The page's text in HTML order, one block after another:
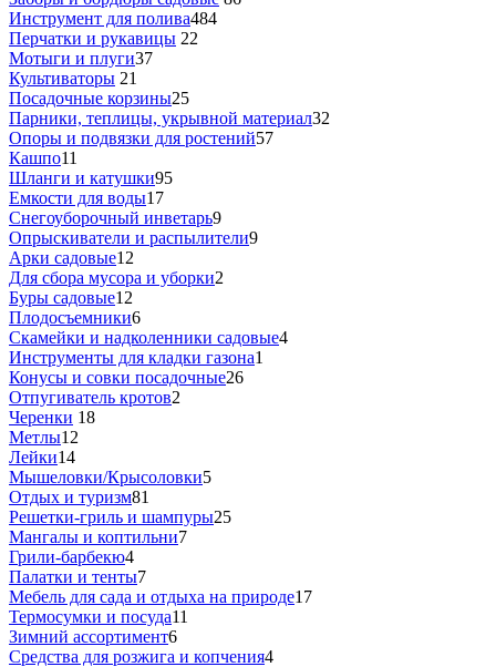
Инструмент для полива484
Перчатки и рукавицы 22
Мотыги и плуги37
Культиваторы 21
Посадочные корзины25
Парники, теплицы, укрывной материал32
Опоры и подвязки для ростений57
Кашпо11
Шланги и катушки95
Емкости для воды17
Снегоуборочный инветарь9
Опрыскиватели и распылители9
Арки садовые12
Для сбора мусора и уборки2
Буры садовые12
Плодосъемники6
Скамейки и надколенники садовые4
Инструменты для кладки газона1
Конусы и совки посадочные26
Отпугиватель кротов2
Черенки 18
Метлы12
Лейки14
Мышеловки/Крысоловки5
Отдых и туризм81
Решетки-гриль и шампуры25
Мангалы и коптильни7
Грили-барбекю4
Палатки и тенты7
Мебель для сада и отдыха на природе17
Термосумки и посуда11
Зимний ассортимент6
Средства для розжига и копчения4